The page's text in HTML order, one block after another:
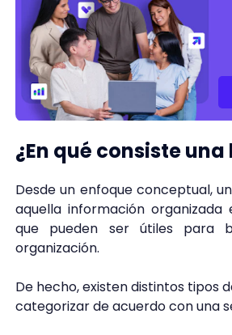
¿En qué consiste
Desde un enfoque conceptual,
aquella información
que pueden ser útiles para
organización.
De hecho, existen distintos tipos
categorizar de acuerdo con una